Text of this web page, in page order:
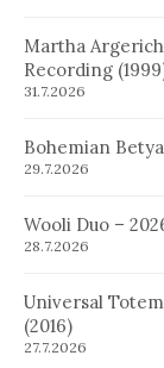
Martha
Recording
31.7.2026
Bohemian
29.7.2026
Wooli Duo –
28.7.2026
Universal
(2016)
27.7.2026